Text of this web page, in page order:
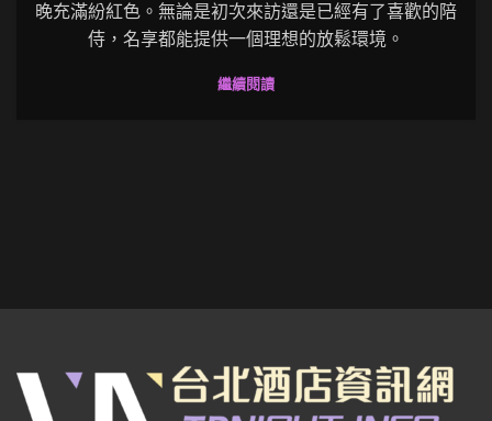
晚充滿紛紅色。無論是初次來訪還是已經有了喜歡的陪
侍，名享都能提供一個理想的放鬆環境。
繼續閱讀